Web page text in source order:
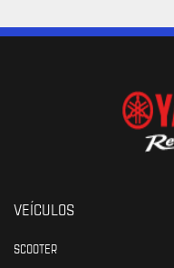
VEÍCULOS
SCOOTER